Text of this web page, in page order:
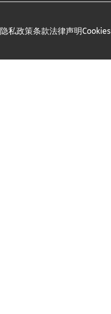
隐私政策条款法律声明Cookies